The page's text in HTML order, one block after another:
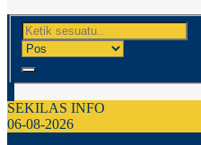
SEKILAS INFO
06-08-2026